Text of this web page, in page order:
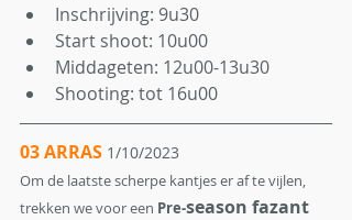
Inschrijving: 9u30
Start shoot: 10u00
Middageten: 12u00-13u30
Shooting: tot 16u00
03 ARRAS 1/10/2023
Om de laatste scherpe kantjes er af te vijlen,
trekken we voor een Pre-season fazant